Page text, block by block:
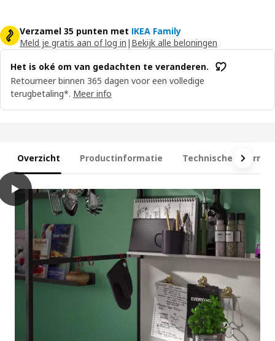
Verzamel 35 punten met IKEA Family
Meld je gratis aan of log in | Bekijk alle beloningen
Het is oké om van gedachten te veranderen.
Retourneer binnen 365 dagen voor een volledige
terugbetaling*. Meer info
Overzicht Productinformatie Technische
play
GÅTEBO Magnetron, airfry-functie IKEA 500/zwart